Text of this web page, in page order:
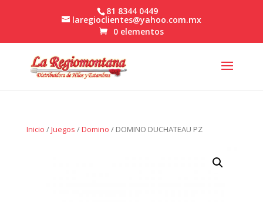
81 8344 0449
laregioclientes@yahoo.com.mx
0 elementos
Inicio /Juegos /Domino / DOMINO DUCHATEAU PZ